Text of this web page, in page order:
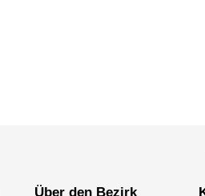
Über den Bezirk